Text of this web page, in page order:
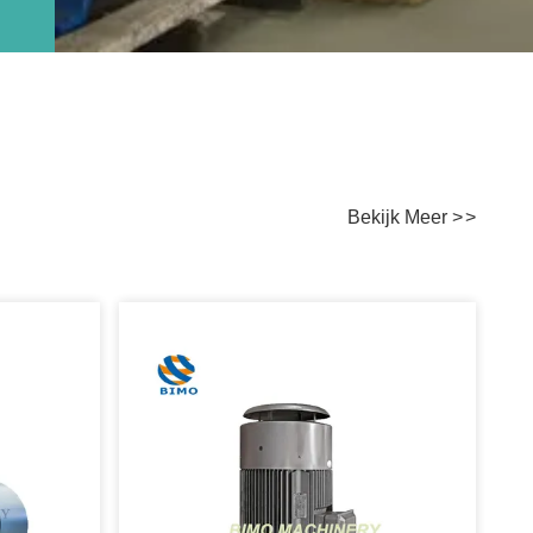
Bekijk Meer >>